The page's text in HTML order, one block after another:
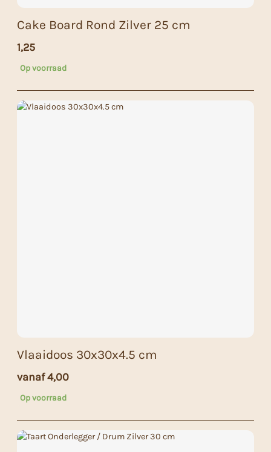
Cake Board Rond Zilver 25 cm
1,25
Op voorraad
Vlaaidoos 30x30x4.5 cm
vanaf4,00
Op voorraad